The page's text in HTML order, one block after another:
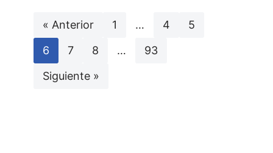
« Anterior 1 … 4
5
6
7 8 …
93
Siguiente »